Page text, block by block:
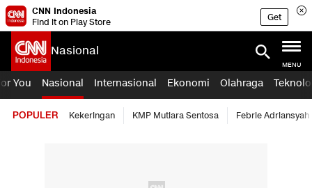
CNN Indonesia
Find it on Play Store
Get
Nasional
MENU
You Nasional Internasional Ekonomi Olahraga
POPULER Kekeringan KMP Mutiara Sentosa Febrie Adriansyah